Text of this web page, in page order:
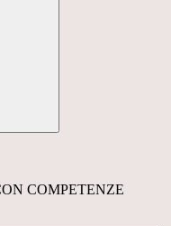
COMPETENZE